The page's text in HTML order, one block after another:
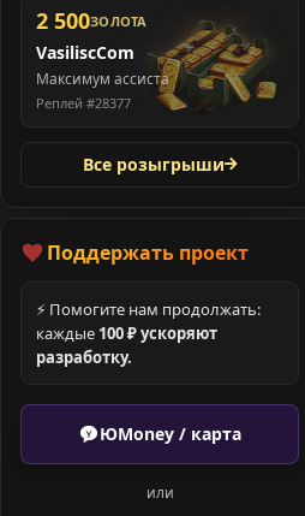
2 500ЗОЛОТА
VasiliscCom
Максимум ассиста
Реплей #28377
Все розыгрыши
Поддержать проект
⚡ Помогите нам продолжать:
каждые 100 ₽ ускоряют
разработку.
ЮMoney / карта
или